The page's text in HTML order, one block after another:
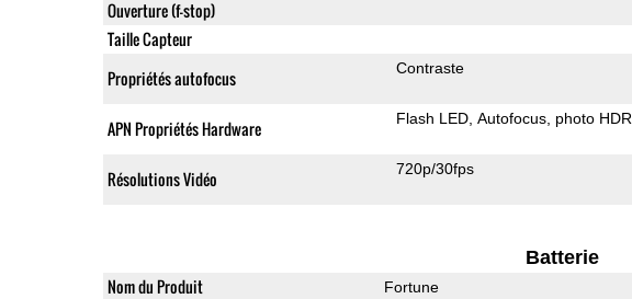
Ouverture (f-stop)
Taille Capteur
Propriétés autofocus Contraste
APN Propriétés Hardware Flash LED Autofocus photo HDR
Résolutions Vidéo 720p/30fps
Batterie
Nom du Produit Fortune